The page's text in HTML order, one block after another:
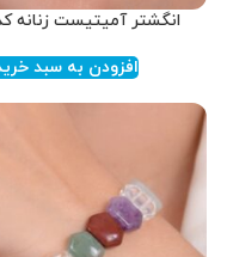
انگشتر آمیتیست زنانه کد
افزودن به سبد